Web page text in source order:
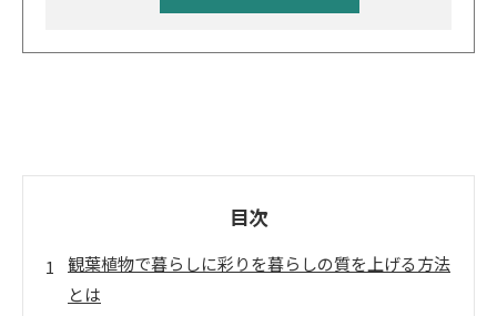
目次
観葉植物で暮らしに彩りを暮らしの質を上げる方法
とは